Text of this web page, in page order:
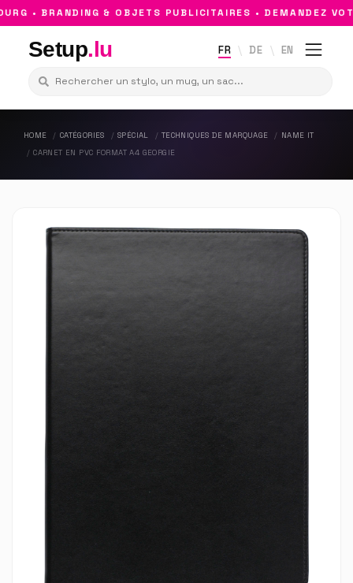
• BRANDING & OBJETS PUBLICITAIRES • DEMANDEZ
Setup.lu FR DE EN
HOME CATÉGORIES SPÉCIAL TECHNIQUES DE MARQUAGE
NAME IT
CARNET EN PVC FORMAT A4 GEORGIE